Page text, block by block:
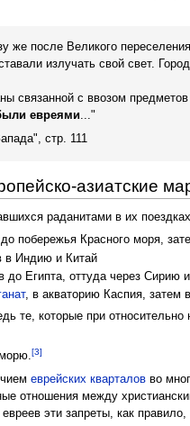
же после Великого
излучать свой свет.
связанной с ввозом
евреями..."
стр. 111
азиатские
раданитами в их
побережья Красного моря,
в Индию и Китай
до Египта, оттуда через
, в акваторию Каспия,
те, которые при
[3]
еврейских кварталов во
отношения между
эти запреты, как правило,